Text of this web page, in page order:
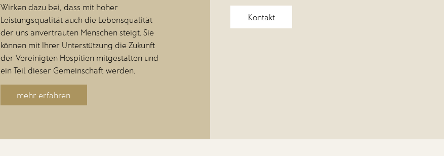
Wirken dazu bei, dass mit hoher
Leistungsqualität auch die Lebensqualität
der uns anvertrauten Menschen steigt. Sie
können mit Ihrer Unterstützung die Zukunft
der Vereinigten Hospitien mitgestalten und
ein Teil dieser Gemeinschaft werden.
mehr erfahren
Kontakt